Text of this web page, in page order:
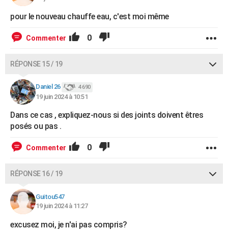
pour le nouveau chauffe eau, c'est moi même
Commenter 0
RÉPONSE 15 / 19
Daniel 26 4 690
19 juin 2024 à 10:51
Dans ce cas , expliquez-nous si des joints doivent êtres
posés ou pas .
Commenter 0
RÉPONSE 16 / 19
Guitou547
19 juin 2024 à 11:27
excusez moi, je n'ai pas compris?